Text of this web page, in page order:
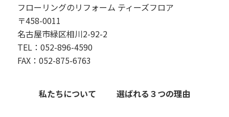
フローリングのリフォーム ティーズフロア
〒458-0011
名古屋市緑区相川2-92-2
TEL：052-896-4590
FAX：052-875-6763
私たちについて 選ばれる３つの理由